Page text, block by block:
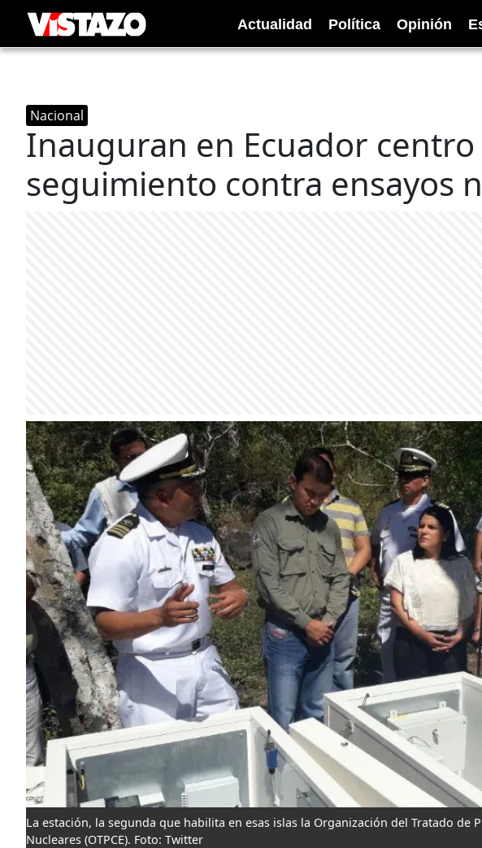
Actualidad Política Opinión
Nacional
Inauguran en Ecuador centro
seguimiento contra ensayos
La estación, la segunda que habilita en esas islas la Organización del Tratado de
Nucleares (OTPCE). Foto: Twitter